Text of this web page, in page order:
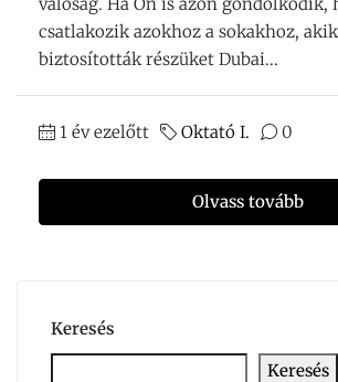
csatlakozik azokhoz a sokakhoz,
biztosították részüket Dubai...
1 év ezelőtt Oktató I. 0
Olvass tovább
Keresés
Keresés